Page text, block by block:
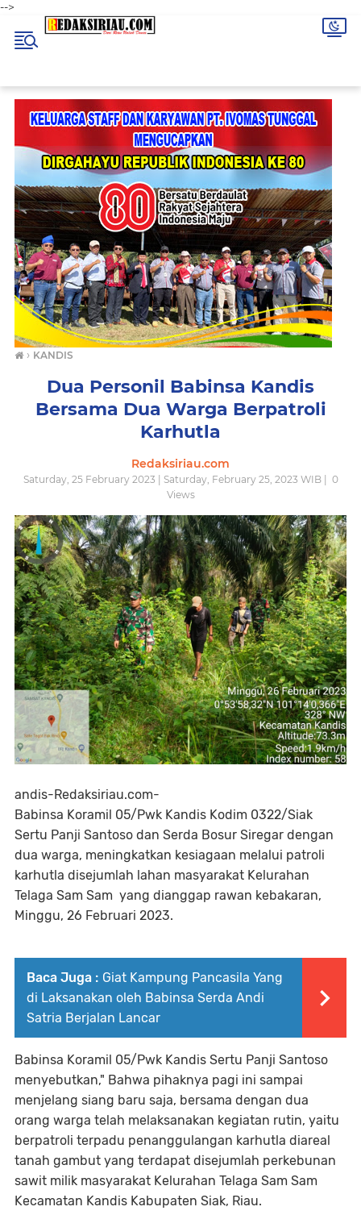
-->
› KANDIS
Dua Personil Babinsa Kandis
Bersama Dua Warga Berpatroli
Karhutla
Redaksiriau.com
Saturday, 25 February 2023 | Saturday, February 25, 2023 WIB |
0
Views
andis-Redaksiriau.com-
Babinsa Koramil 05/Pwk Kandis Kodim 0322/Siak
Sertu Panji Santoso dan Serda Bosur Siregar dengan
dua warga, meningkatkan kesiagaan melalui patroli
karhutla disejumlah lahan masyarakat Kelurahan
Telaga Sam Sam yang dianggap rawan kebakaran,
Minggu, 26 Februari 2023.
Baca Juga : Giat Kampung Pancasila Yang
di Laksanakan oleh Babinsa Serda Andi
Satria Berjalan Lancar
Babinsa Koramil 05/Pwk Kandis Sertu Panji Santoso
menyebutkan," Bahwa pihaknya pagi ini sampai
menjelang siang baru saja, bersama dengan dua
orang warga telah melaksanakan kegiatan rutin, yaitu
berpatroli terpadu penanggulangan karhutla diareal
tanah gambut yang terdapat disejumlah perkebunan
sawit milik masyarakat Kelurahan Telaga Sam Sam
Kecamatan Kandis Kabupaten Siak, Riau.